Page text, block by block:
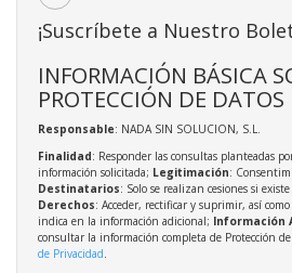
¡Suscríbete a Nuestro
INFORMACIÓN BÁSICA
PROTECCIÓN DE DATOS
Responsable: NADA SIN SOLUCION, S.L.
Finalidad: Responder las consultas planteadas
información solicitada; Legitimación:
Destinatarios: Solo se realizan cesiones si
Derechos: Acceder, rectificar y suprimir, así como
indica en la información adicional; Información
consultar la información completa de Protección
de Privacidad.